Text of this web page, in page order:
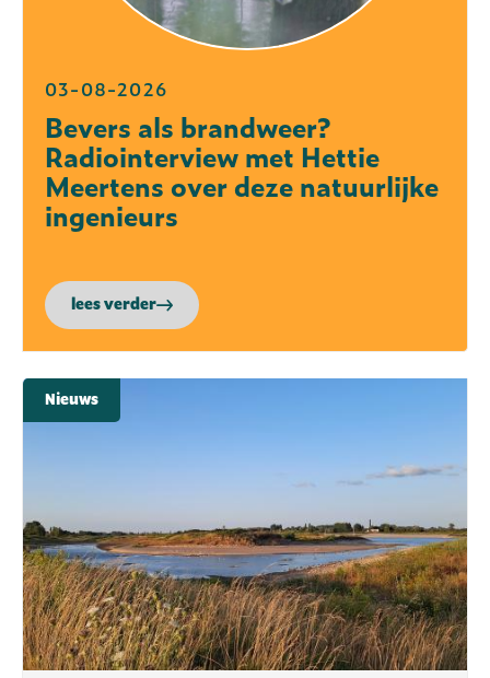
03-08-2026
Bevers als brandweer?
Radiointerview met Hettie
Meertens over deze natuurlijke
ingenieurs
lees verder
Nieuws